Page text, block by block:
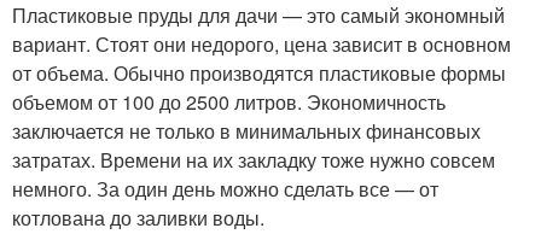
Пластиковые пруды для дачи — это самый экономный
вариант. Стоят они недорого, цена зависит в основном
от объема. Обычно производятся пластиковые формы
объемом от 100 до 2500 литров. Экономичность
заключается не только в минимальных финансовых
затратах. Времени на их закладку тоже нужно совсем
немного. За один день можно сделать все — от
котлована до заливки воды.